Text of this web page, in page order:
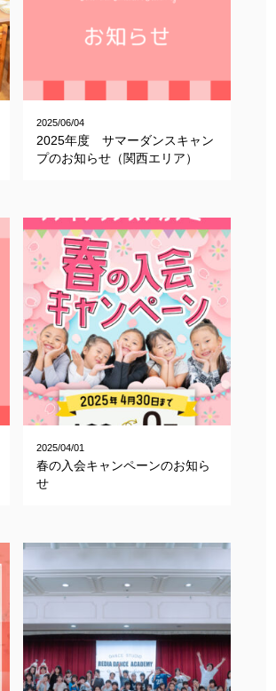
2025/06/04
2025年度 サマーダンスキャン
プのお知らせ（関西エリア）
2025/04/01
春の入会キャンペーンのお知ら
せ